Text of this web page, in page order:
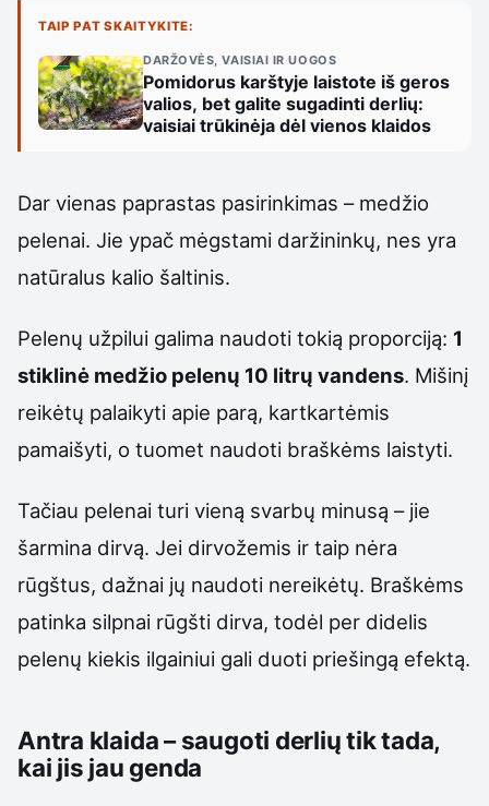
TAIP PAT SKAITYKITE:
DARŽOVĖS, VAISIAI IR UOGOS
Pomidorus karštyje laistote iš geros
valios, bet galite sugadinti derlių:
vaisiai trūkinėja dėl vienos klaidos
Dar vienas paprastas pasirinkimas – medžio
pelenai. Jie ypač mėgstami daržininkų, nes yra
natūralus kalio šaltinis.
Pelenų užpilui galima naudoti tokią proporciją: 1
stiklinė medžio pelenų 10 litrų vandens. Mišinį
reikėtų palaikyti apie parą, kartkartėmis
pamaišyti, o tuomet naudoti braškėms laistyti.
Tačiau pelenai turi vieną svarbų minusą – jie
šarmina dirvą. Jei dirvožemis ir taip nėra
rūgštus, dažnai jų naudoti nereikėtų. Braškėms
patinka silpnai rūgšti dirva, todėl per didelis
pelenų kiekis ilgainiui gali duoti priešingą efektą.
Antra klaida – saugoti derlių tik tada,
kai jis jau genda